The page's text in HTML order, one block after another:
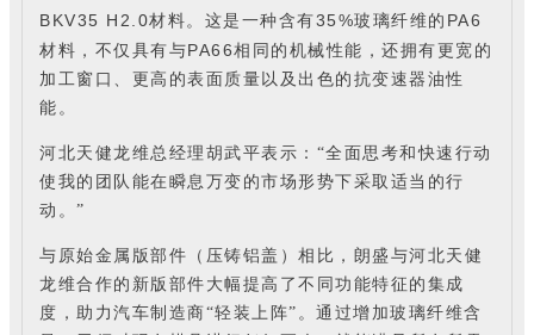
BKV35 H2.0材料。这是一种含有35%玻璃纤维的 PA6
材料，不仅具有与PA66相同的机械性能，还拥有更宽的
加工窗口、更高的表面质量以及出色的抗变速器油性
能。
河北天健龙维总经理胡武平表示：“全面思考和快速行动
使我的团队能在瞬息万变的市场形势下采取适当的行
动。”
与原始金属版部件（压铸铝盖）相比，朗盛与河北天健
龙维合作的新版部件大幅提高了不同功能特征的集成
度，助力汽车制造商“轻装上阵”。通过增加玻璃纤维含